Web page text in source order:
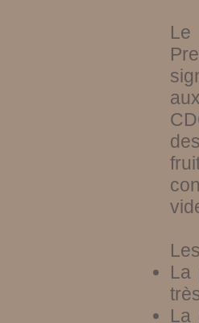
Le
La
La